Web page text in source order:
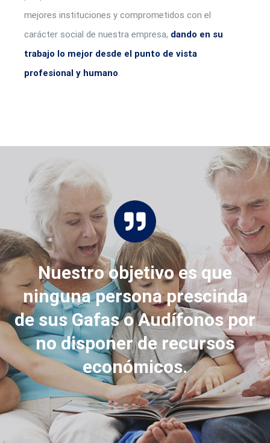
mejores instituciones y comprometidos con el
carácter social de nuestra empresa, dando en su
trabajo lo mejor desde el punto de vista
profesional y humano.
Nuestro objetivo es que
ninguna persona prescinda
de sus Gafas o Audífonos por
no disponer de recursos
económicos.